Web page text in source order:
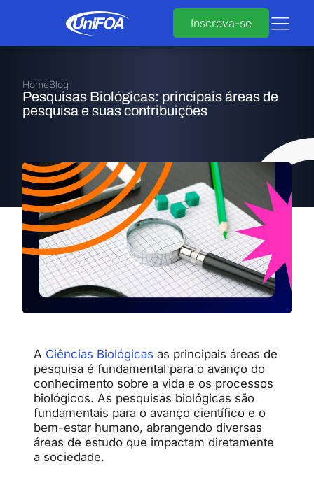
Inscreva-se
HomeBlog
Pesquisas Biológicas: principais áreas de
pesquisa e suas contribuições
A Ciências Biológicas as principais áreas de
pesquisa é fundamental para o avanço do
conhecimento sobre a vida e os processos
biológicos. As pesquisas biológicas são
fundamentais para o avanço científico e o
bem-estar humano, abrangendo diversas
áreas de estudo que impactam diretamente
a sociedade.